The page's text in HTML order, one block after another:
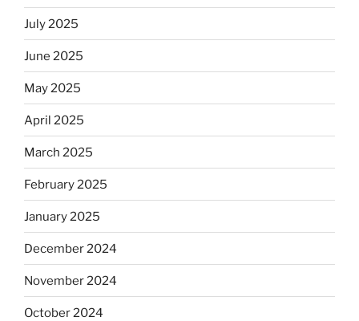
July 2025
June 2025
May 2025
April 2025
March 2025
February 2025
January 2025
December 2024
November 2024
October 2024